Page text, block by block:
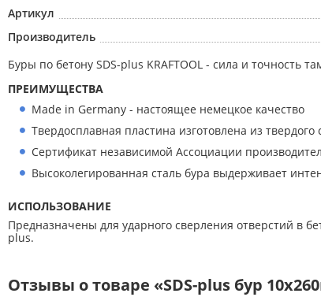
Автоаксессуары и принадлежности
Инструменты и оборудование
Электроинструмент
Клининг
Пневмоинструмент
Новые товары
Расходные материалы
Режущий инструмент
Системы хранения
Артикул
Производитель
Буры по бетону SDS-plus KRAFTOOL - сила и точность
ПРЕИМУЩЕСТВА
Made in Germany - настоящее немецкое качество
Твердосплавная пластина изготовлена из
Сертификат независимой Ассоциации
Высоколегированная сталь бура выдерживает
ИСПОЛЬЗОВАНИЕ
Предназначены для ударного сверления отверстий в
plus.
Отзывы о товаре «SDS-plus бур